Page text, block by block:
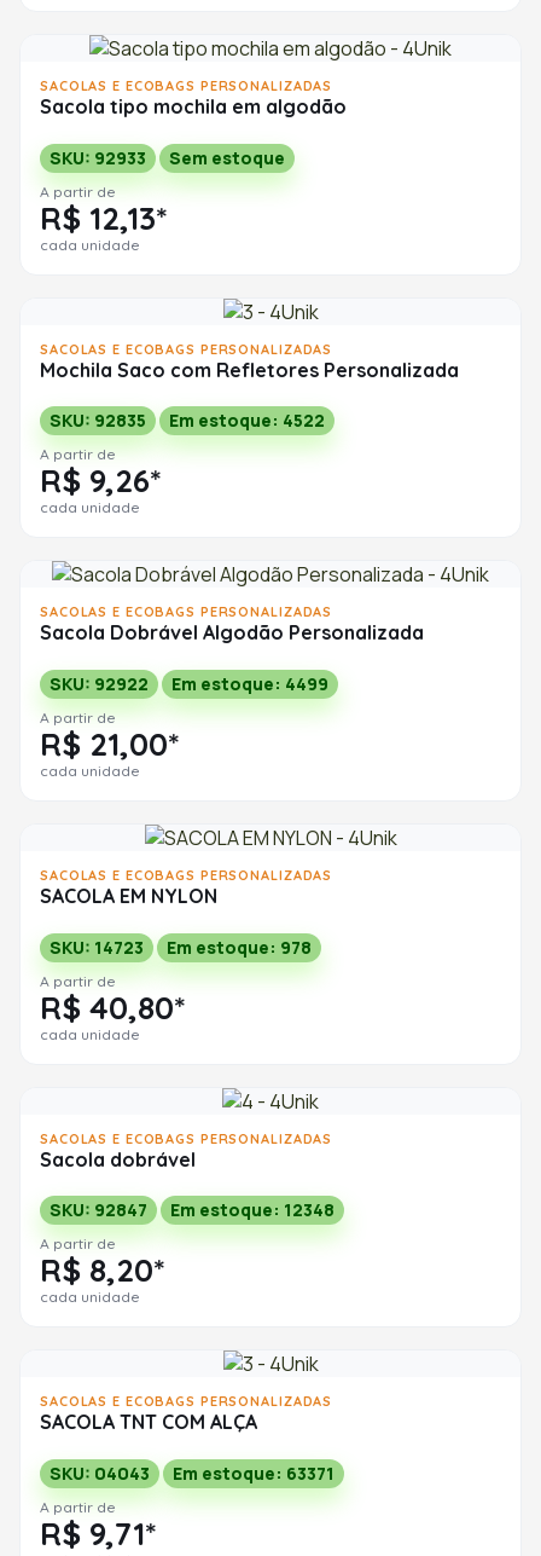
SACOLAS E ECOBAGS PERSONALIZADAS
Sacola tipo mochila em algodão
SKU: 92933 Sem estoque
A partir de
R$ 12,13*
cada unidade
SACOLAS E ECOBAGS PERSONALIZADAS
Mochila Saco com Refletores Personalizada
SKU: 92835 Em estoque: 4522
A partir de
R$ 9,26*
cada unidade
SACOLAS E ECOBAGS PERSONALIZADAS
Sacola Dobrável Algodão Personalizada
SKU: 92922 Em estoque: 4499
A partir de
R$ 21,00*
cada unidade
SACOLAS E ECOBAGS PERSONALIZADAS
SACOLA EM NYLON
SKU: 14723 Em estoque: 978
A partir de
R$ 40,80*
cada unidade
SACOLAS E ECOBAGS PERSONALIZADAS
Sacola dobrável
SKU: 92847 Em estoque: 12348
A partir de
R$ 8,20*
cada unidade
SACOLAS E ECOBAGS PERSONALIZADAS
SACOLA TNT COM ALÇA
SKU: 04043 Em estoque: 63371
A partir de
R$ 9,71*